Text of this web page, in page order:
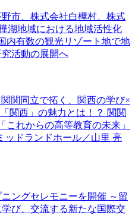
市、株式会社白樺村、株式
湖地域における地域活性化
内有数の観光リゾート地で地
活動の展開へ
関関同立で拓く、関西の学び×
関西」の魅力とは！？ 関関
これからの高等教育の未来」
ッドランドホール／山里 亮
ングセレモニーを開催 ～留
び、交流する新たな国際交